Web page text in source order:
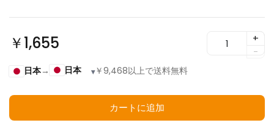
￥1,655
+
-
日本→ 日本 ▾￥9,468以上で送料無料
カートに追加